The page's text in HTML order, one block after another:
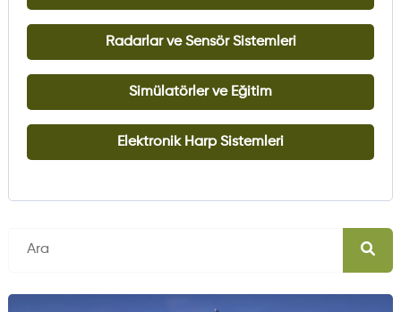
Radarlar ve Sensör Sistemleri
Simülatörler ve Eğitim
Elektronik Harp Sistemleri